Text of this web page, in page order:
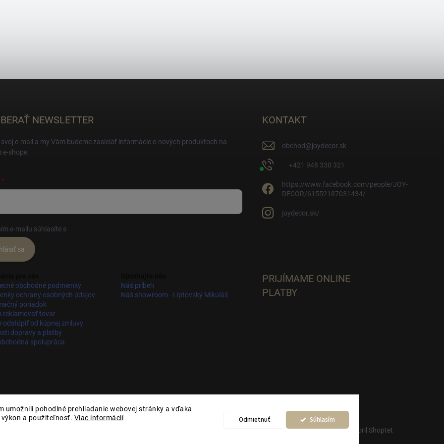
umožnili pohodlné prehliadanie webovej stránky a vďaka
a použiteľnosť. Viac informácií Odmietnuť Súhlasím
NEWSLETTER
e-mail a my Vám budeme zasielať informácie o nových produktoch na
e-shope.
e-mailu súhlasíte s
sa
KONTAKT
obchod@joydecor.sk
+421 948 330 321
https://www.facebook.com/people/JOY-
DECOR/61552187031434/
joydecor.sk/
obchodné podmienky
ochrany osobných údajov
poriadok
reklamovať tovar
odstúpiť od kúpnej zmluvy
dopravy a platby
spolupráca
Náš príbeh
Náš showroom - Liptovský Mikuláš
PRIJÍMAME ONLINE
PLATBY
Vytvoril Shoptet